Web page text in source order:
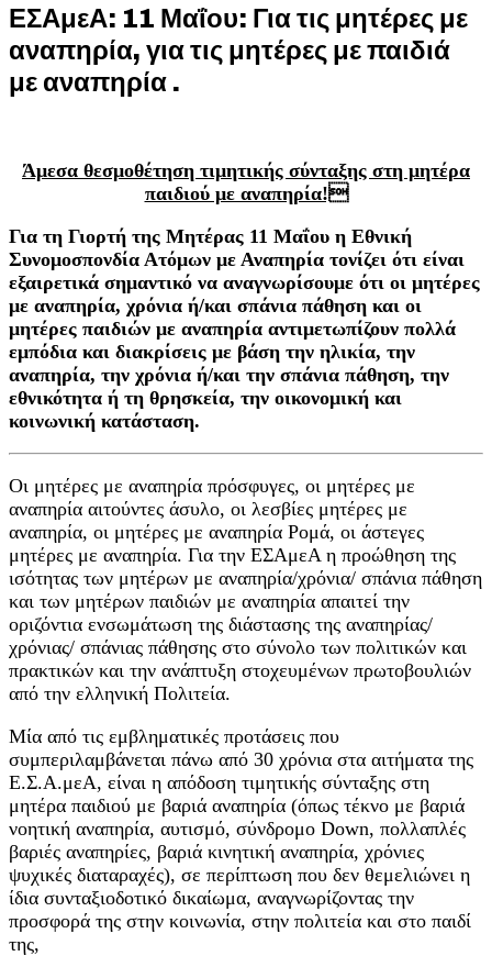
ΕΣΑμεΑ: 11 Μαΐου: Για τις μητέρες με
αναπηρία, για τις μητέρες με παιδιά
με αναπηρία .
Άμεσα θεσμοθέτηση τιμητικής σύνταξης στη μητέρα
παιδιού με αναπηρία!
Για τη Γιορτή της Μητέρας 11 Μαΐου η Εθνική
Συνομοσπονδία Ατόμων με Αναπηρία τονίζει ότι είναι
εξαιρετικά σημαντικό να αναγνωρίσουμε ότι οι μητέρες
με αναπηρία, χρόνια ή/και σπάνια πάθηση και οι
μητέρες παιδιών με αναπηρία αντιμετωπίζουν πολλά
εμπόδια και διακρίσεις με βάση την ηλικία, την
αναπηρία, την χρόνια ή/και την σπάνια πάθηση, την
εθνικότητα ή τη θρησκεία, την οικονομική και
κοινωνική κατάσταση.
Οι μητέρες με αναπηρία πρόσφυγες, οι μητέρες με
αναπηρία αιτούντες άσυλο, οι λεσβίες μητέρες με
αναπηρία, οι μητέρες με αναπηρία Ρομά, οι άστεγες
μητέρες με αναπηρία. Για την ΕΣΑμεΑ η προώθηση της
ισότητας των μητέρων με αναπηρία/χρόνια/ σπάνια πάθηση
και των μητέρων παιδιών με αναπηρία απαιτεί την
οριζόντια ενσωμάτωση της διάστασης της αναπηρίας/
χρόνιας/ σπάνιας πάθησης στο σύνολο των πολιτικών και
πρακτικών και την ανάπτυξη στοχευμένων πρωτοβουλιών
από την ελληνική Πολιτεία.
Μία από τις εμβληματικές προτάσεις που
συμπεριλαμβάνεται πάνω από 30 χρόνια στα αιτήματα της
Ε.Σ.Α.μεΑ, είναι η απόδοση τιμητικής σύνταξης στη
μητέρα παιδιού με βαριά αναπηρία (όπως τέκνο με βαριά
νοητική αναπηρία, αυτισμό, σύνδρομο Down, πολλαπλές
βαριές αναπηρίες, βαριά κινητική αναπηρία, χρόνιες
ψυχικές διαταραχές), σε περίπτωση που δεν θεμελιώνει η
ίδια συνταξιοδοτικό δικαίωμα, αναγνωρίζοντας την
προσφορά της στην κοινωνία, στην πολιτεία και στο παιδί
της,